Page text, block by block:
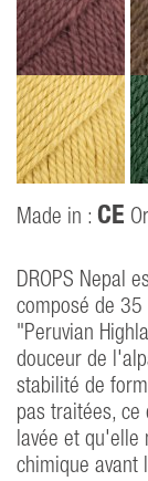
Made in : CE
DROPS Nepal
composé de
"Peruvian
douceur de
stabilité de
pas traitées,
lavée et qu'elle
chimique avant